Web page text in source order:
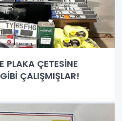
PLAKA ÇETESİNE
ÇALIŞMIŞLAR!